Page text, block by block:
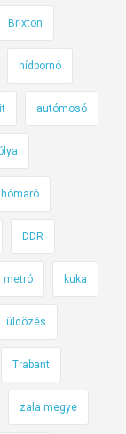
Brixton
hídpornó
autómosó
hómaró
DDR
metró kuka
üldözés
Trabant
zala megye